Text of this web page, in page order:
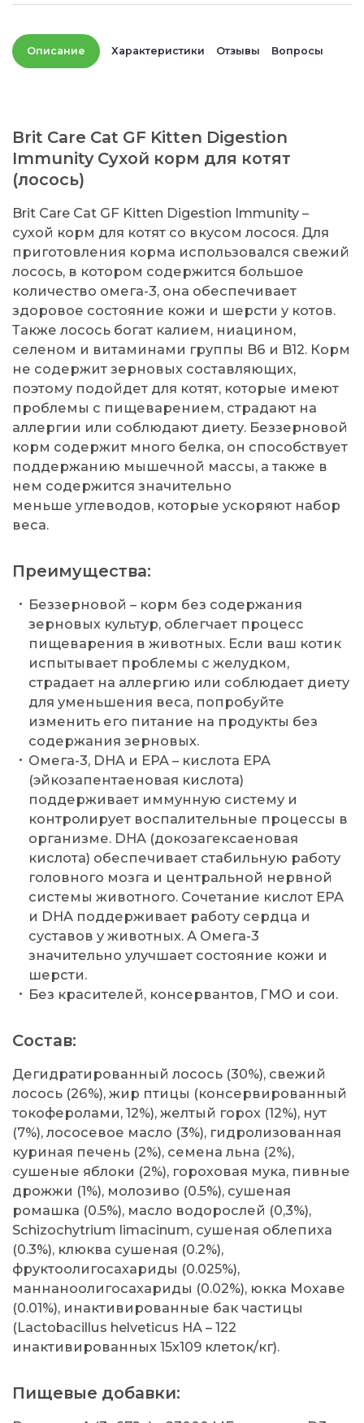
Описание Характеристики Отзывы Вопросы
Brit Care Cat GF Kitten Digestion
Immunity Сухой корм для котят
(лосось)
Brit Care Cat GF Kitten Digestion Immunity –
сухой корм для котят со вкусом лосося. Для
приготовления корма использовался свежий
лосось, в котором содержится большое
количество омега-3, она обеспечивает
здоровое состояние кожи и шерсти у котов.
Также лосось богат калием, ниацином,
селеном и витаминами группы B6 и B12. Корм
не содержит зерновых составляющих,
поэтому подойдет для котят, которые имеют
проблемы с пищеварением, страдают на
аллергии или соблюдают диету. Беззерновой
корм содержит много белка, он способствует
поддержанию мышечной массы, а также в
нем содержится значительно
меньше углеводов, которые ускоряют набор
веса.
Преимущества:
Беззерновой – корм без содержания
зерновых культур, облегчает процесс
пищеварения в животных. Если ваш котик
испытывает проблемы с желудком,
страдает на аллергию или соблюдает диету
для уменьшения веса, попробуйте
изменить его питание на продукты без
содержания зерновых.
Омега-3, DHA и EPA – кислота EPA
(эйкозапентаеновая кислота)
поддерживает иммунную систему и
контролирует воспалительные процессы в
организме. DHA (докозагексаеновая
кислота) обеспечивает стабильную работу
головного мозга и центральной нервной
системы животного. Сочетание кислот EPA
и DHA поддерживает работу сердца и
суставов у животных. А Омега-3
значительно улучшает состояние кожи и
шерсти.
Без красителей, консервантов, ГМО и сои.
Состав:
Дегидратированный лосось (30%), свежий
лосось (26%), жир птицы (консервированный
токоферолами, 12%), желтый горох (12%), нут
(7%), лососевое масло (3%), гидролизованная
куриная печень (2%), семена льна (2%),
сушеные яблоки (2%), гороховая мука, пивные
дрожжи (1%), молозиво (0.5%), сушеная
ромашка (0.5%), масло водорослей (0,3%),
Schizochytrium limacinum, сушеная облепиха
(0.3%), клюква сушеная (0.2%),
фруктоолигосахариды (0.025%),
маннаноолигосахариды (0.02%), юкка Мохаве
(0.01%), инактивированные бак частицы
(Lactobacillus helveticus HA – 122
инактивированных 15х109 клеток/кг).
Пищевые добавки: